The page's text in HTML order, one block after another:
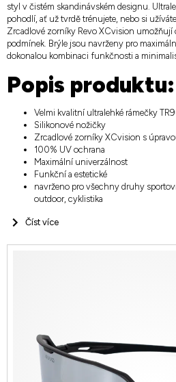
styl v čistém skandinávském designu.
pohodlí, ať už tvrdě trénujete, nebo si
Zrcadlové zorníky Revo XCvision umožňují
podmínek. Brýle jsou navrženy pro
dokonalou kombinaci funkčnosti a
Popis produktu:
Velmi kvalitní ultralehké rámečky
Silikonové nožičky
Zrcadlové zorníky XCvision s
100% UV ochrana
Maximální univerzálnost
Funkční a estetické
navrženo pro všechny druhy
outdoor, cyklistika
Číst více